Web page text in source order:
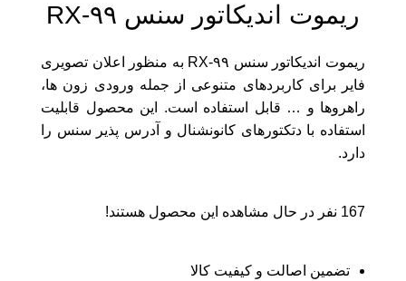
ریموت اندیکاتور سنس RX-۹۹
ریموت اندیکاتور سنس RX-۹۹
به منظور اعلان تصویری
فایر برای کاربردهای متنوعی از جمله ورودی زون ها،
راهروها و … قابل استفاده است.
این محصول قابلیت
استفاده با دتکتورهای کانونشنال و آدرس پذیر سنس را
دارد.
167 نفر در حال مشاهده این محصول هستند!
تضمین اصالت و کیفیت کالا